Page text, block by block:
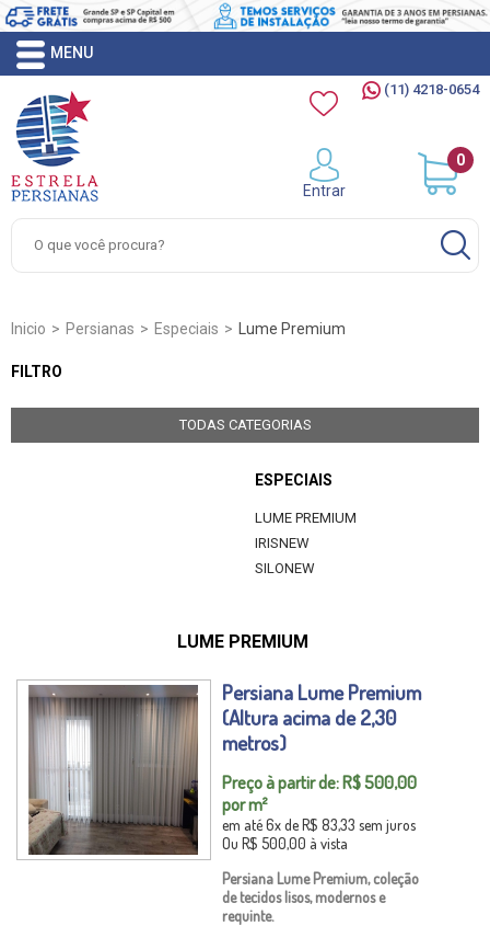
(11) 4218-0654
Entrar
0
Inicio Persianas Especiais Lume Premium
FILTRO
TODAS CATEGORIAS
ESPECIAIS
LUME PREMIUM
IRISNEW
SILONEW
LUME PREMIUM
Persiana Lume Premium
(Altura acima de 2,30
metros)
Preço à partir de:R$500,00
por m²
em até 6x deR$83,33 sem juros
OuR$500,00 à vista
Persiana Lume Premium, coleção
de tecidos lisos, modernos e
requinte.